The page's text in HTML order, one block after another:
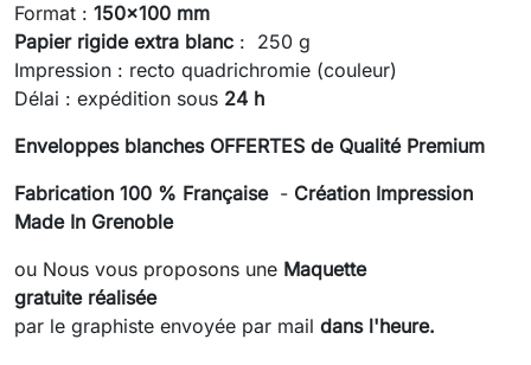
Format : 150x100 mm
Papier rigide extra blanc : 250 g
Impression : recto quadrichromie (couleur)
Délai : expédition sous 24 h
Enveloppes blanches OFFERTES de Qualité Premium
Fabrication 100 % Française - Création Impression
Made In Grenoble
ou Nous vous proposons une Maquette
gratuite réalisée
par le graphiste envoyée par mail dans l'heure.